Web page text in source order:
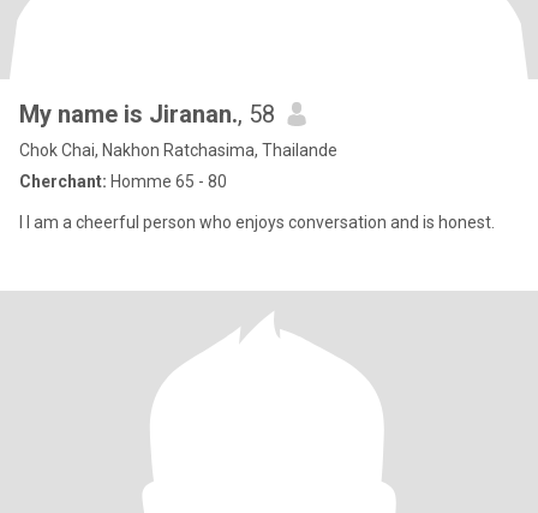
My name is Jiranan., 58
Chok Chai, Nakhon Ratchasima, Thailande
Cherchant: Homme 65 - 80
I I am a cheerful person who enjoys conversation and is honest.